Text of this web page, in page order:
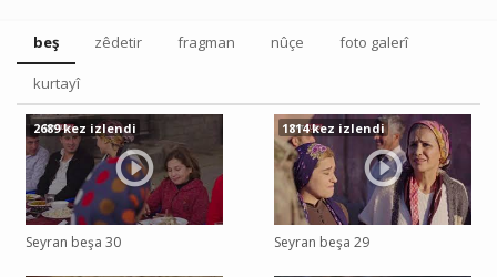
beş zêdetir fragman nûçe foto galerî
kurtayî
Seyran beşa 30
2689 kez izlendi
Seyran beşa 29
1814 kez izlendi